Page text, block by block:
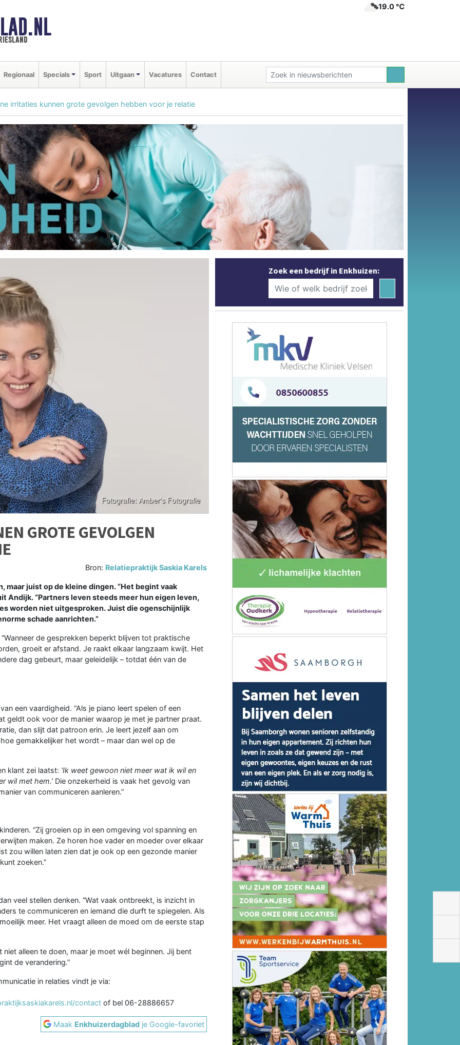
19.0 ℃
Regionaal Specials Sport Uitgaan Vacatures Contact
irritaties kunnen grote gevolgen hebben voor je relatie
GROTE GEVOLGEN
Bron: Relatiepraktijk Saskia Karels
juist op de kleine dingen. “Het begint vaak
Andijk. “Partners leven steeds meer hun eigen leven,
worden niet uitgesproken. Juist die ogenschijnlijk
schade aanrichten.”
de gesprekken beperkt blijven tot praktische
groeit er afstand. Je raakt elkaar langzaam kwijt. Het
dag gebeurt, maar geleidelijk – totdat één van de
een vaardigheid. “Als je piano leert spelen of een
geldt ook voor de manier waarop je met je partner praat.
dan slijt dat patroon erin. Je leert jezelf aan om
gemakkelijker het wordt – maar dan wel op de
klant zei laatst: ‘Ik weet gewoon niet meer wat ik wil en
wil met hem.’ Die onzekerheid is vaak het gevolg van
van communiceren aanleren.”
“Zij groeien op in een omgeving vol spanning en
maken. Ze horen hoe vader en moeder over elkaar
zou willen laten zien dat je ook op een gezonde manier
zoeken.”
veel stellen denken. “Wat vaak ontbreekt, is inzicht in
te communiceren en iemand die durft te spiegelen. Als
meer. Het vraagt alleen de moed om de eerste stap
alleen te doen, maar je moet wél beginnen. Jij bent
de verandering.”
in relaties vindt je via:
contact of bel 06-28886657
Maak Enkhuizerdagblad je Google-favoriet
Zoek een bedrijf in Enkhuizen: